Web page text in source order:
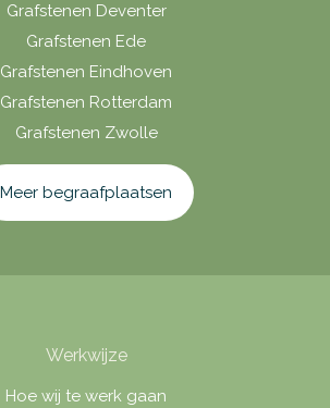
Grafstenen Deventer
Grafstenen Ede
Grafstenen Eindhoven
Grafstenen Rotterdam
Grafstenen Zwolle
Meer begraafplaatsen
Werkwijze
Hoe wij te werk gaan